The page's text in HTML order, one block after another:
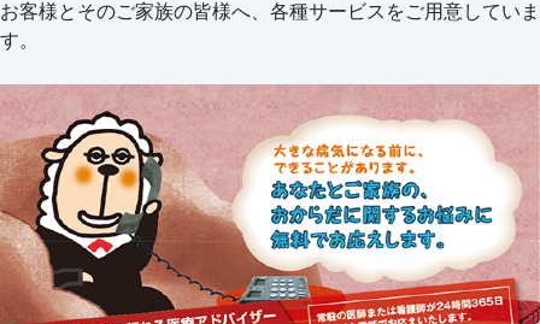
お客様とそのご家族の皆様へ、各種サービスをご用意していま
す。